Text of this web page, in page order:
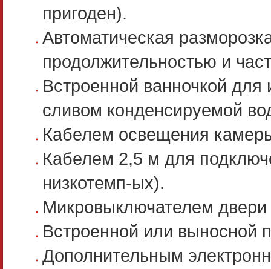
пригоден).
Автоматическая
продолжительностью и
Встроенной ванночкой
сливом конденсируемой
Кабелем освещения
Кабелем 2,5 м для
низкотемп-ых).
Микровыключателем
Встроенной или выносной
Дополнительным